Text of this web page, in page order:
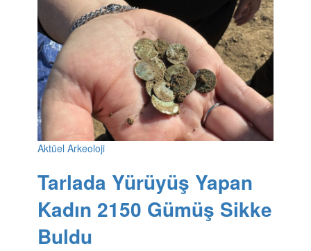
Aktüel Arkeoloji
Tarlada Yürüyüş Yapan
Kadın 2150 Gümüş Sikke
Buldu